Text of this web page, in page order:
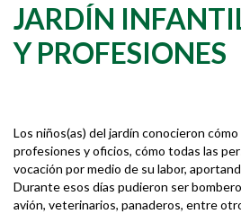
JARDÍN
Y PROFESIONES
Los niños(as) del jardín conocieron
profesiones y oficios, cómo todas las
vocación por medio de su labor,
Durante esos días pudieron ser
avión, veterinarios, panaderos, entre